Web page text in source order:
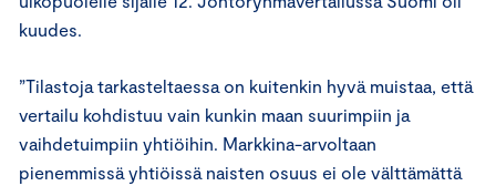
kuudes.
”Tilastoja tarkasteltaessa on kuitenkin hyvä muistaa, että
vertailu kohdistuu vain kunkin maan suurimpiin ja
vaihdetuimpiin yhtiöihin. Markkina-arvoltaan
pienemmissä yhtiöissä naisten osuus ei ole välttämättä